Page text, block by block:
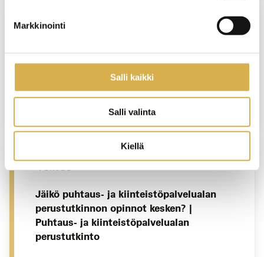
Markkinointi
Salli kaikki
Salli valinta
Kiellä
Majoitus- ja ravitsemisalan
esihenkilötyön erikoisammattitutkinto
JATKUVA HAKU
PORVOO
Jäikö puhtaus- ja kiinteistöpalvelualan
perustutkinnon opinnot kesken? |
Puhtaus- ja kiinteistöpalvelualan
perustutkinto